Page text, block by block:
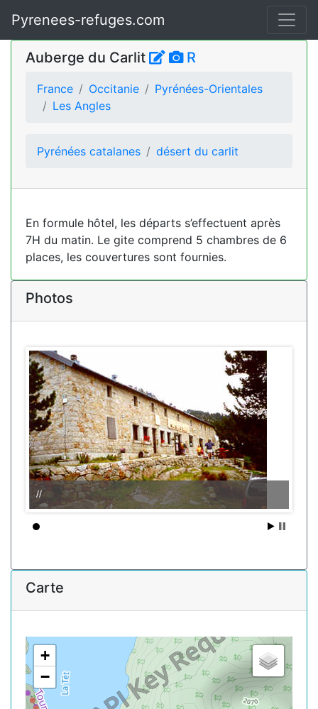
Pyrenees-refuges.com
Auberge du Carlit R
France Occitanie
Pyrénées-Orientales
Les Angles
Pyrénées catalanes désert du carlit
En formule hôtel, les départs s’effectuent après
7H du matin. Le gite comprend 5 chambres de 6
places, les couvertures sont fournies.
Photos
//
Carte
+
−